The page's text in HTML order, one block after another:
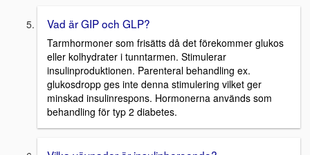
Vad är GIP och GLP?
Tarmhormoner som frisätts då det förekommer glukos
eller kolhydrater i tunntarmen. Stimulerar
insulinproduktionen. Parenteral behandling ex.
glukosdropp ges inte denna stimulering vilket ger
minskad insulinrespons. Hormonerna används som
behandling för typ 2 diabetes.